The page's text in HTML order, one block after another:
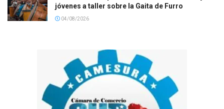
jóvenes a taller sobre la Gaita de Furro
04/08/2026